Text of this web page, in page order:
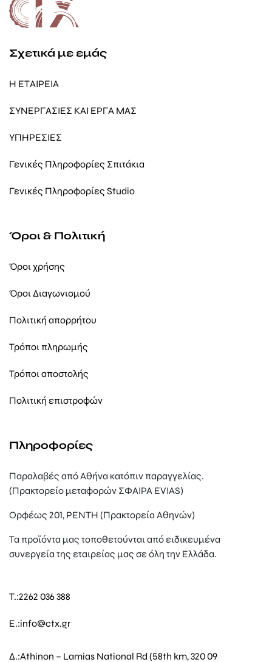
Σχετικά με εμάς
Η ΕΤΑΙΡΕΙΑ
ΣΥΝΕΡΓΑΣΙΕΣ ΚΑΙ ΕΡΓΑ ΜΑΣ
ΥΠΗΡΕΣΙΕΣ
Γενικές Πληροφορίες Σπιτάκια
Γενικές Πληροφορίες Studio
Όροι & Πολιτική
Όροι χρήσης
Όροι Διαγωνισμού
Πολιτική απορρήτου
Τρόποι πληρωμής
Τρόποι αποστολής
Πολιτική επιστροφών
Πληροφορίες
Παραλαβές από Αθήνα κατόπιν παραγγελίας.
(Πρακτορείο μεταφορών ΣΦΑΙΡΑ EVIAS)
Ορφέως 201, ΡΕΝΤΗ (Πρακτορεία Αθηνών)
Τα προϊόντα μας τοποθετούνται από ειδικευμένα
συνεργεία της εταιρείας μας σε όλη την Ελλάδα.
T.:2262 036 388
E.:info@ctx.gr
Δ.:Athinon – Lamias National Rd (58th km, 320 09